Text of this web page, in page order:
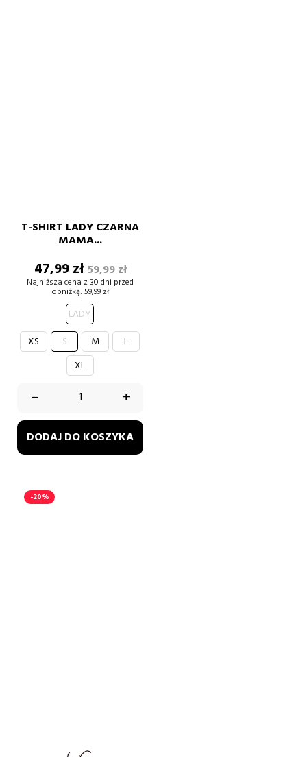
T-SHIRT LADY CZARNA
MAMA...
Cena
47,99 złCena
podstawowa
59,99 zł
Najniższa cena z 30 dni przed
obniżką: 59,99 zł
LADY
XS
S M
L
XL
– +
DODAJ DO KOSZYKA
-20%